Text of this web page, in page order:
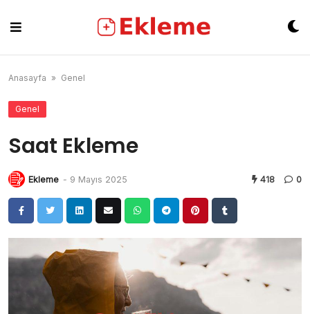
content
Anasayfa » Genel
Genel
Saat Ekleme
Ekleme - 9 Mayıs 2025 418 0